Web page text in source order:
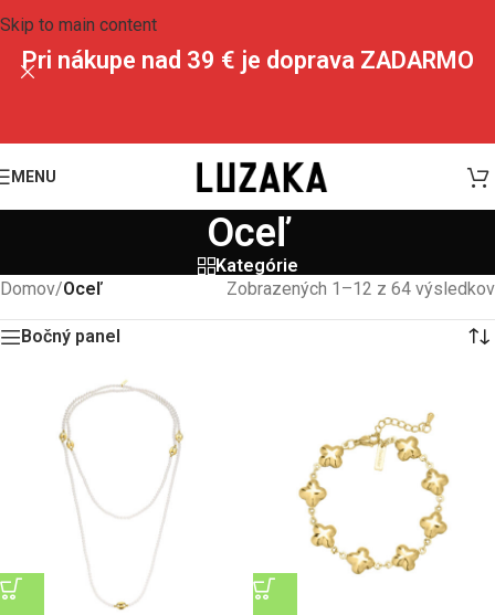
Skip to main content
Pri nákupe nad 39 € je doprava ZADARMO
MENU
Oceľ
Kategórie
Domov/Oceľ Zobrazených 1–12 z 64 výsledkov
Bočný panel